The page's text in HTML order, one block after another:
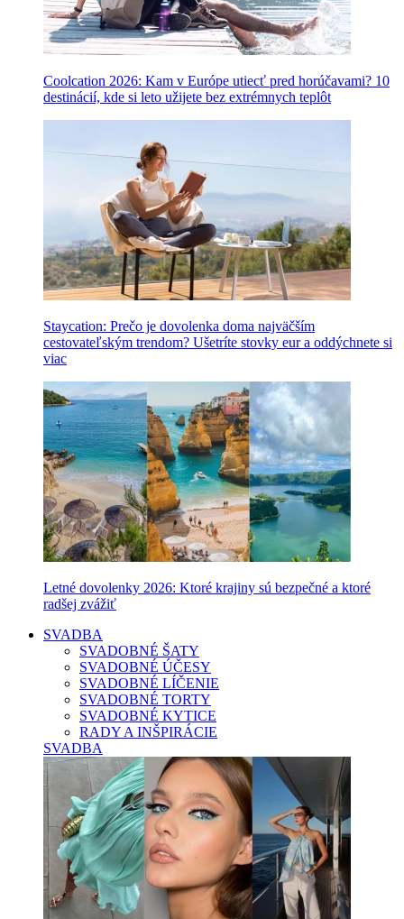
Coolcation 2026: Kam v Európe utiecť pred horúčavami? 10
destinácií, kde si leto užijete bez extrémnych teplôt
Staycation: Prečo je dovolenka doma najväčším
cestovateľským trendom? Ušetríte stovky eur a oddýchnete si
viac
Letné dovolenky 2026: Ktoré krajiny sú bezpečné a ktoré
radšej zvážiť
SVADBA
SVADOBNÉ ŠATY
SVADOBNÉ ÚČESY
SVADOBNÉ LÍČENIE
SVADOBNÉ TORTY
SVADOBNÉ KYTICE
RADY A INŠPIRÁCIE
SVADBA